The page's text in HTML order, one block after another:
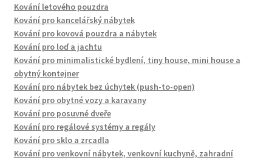
Kování letového pouzdra
Kování pro kancelářský nábytek
Kování pro kovová pouzdra a nábytek
Kování pro loď a jachtu
Kování pro minimalistické bydlení, tiny house, mini house a
obytný kontejner
Kování pro nábytek bez úchytek (push-to-open)
Kování pro obytné vozy a karavany
Kování pro posuvné dveře
Kování pro regálové systémy a regály
Kování pro sklo a zrcadla
Kování pro venkovní nábytek, venkovní kuchyně, zahradní